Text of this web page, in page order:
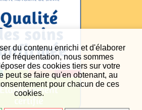
du contenu enrichi et d'élaborer
fréquentation, nous sommes
des cookies tiers sur votre
peut se faire qu'en obtenant, au
pour chacun de ces
cookies.